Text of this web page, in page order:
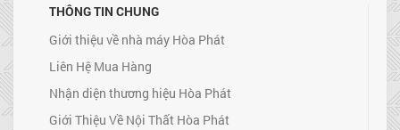
THÔNG TIN CHUNG
Giới thiệu về nhà máy Hòa Phát
Liên Hệ Mua Hàng
Nhận diện thương hiệu Hòa Phát
Giới Thiệu Về Nội Thất Hòa Phát